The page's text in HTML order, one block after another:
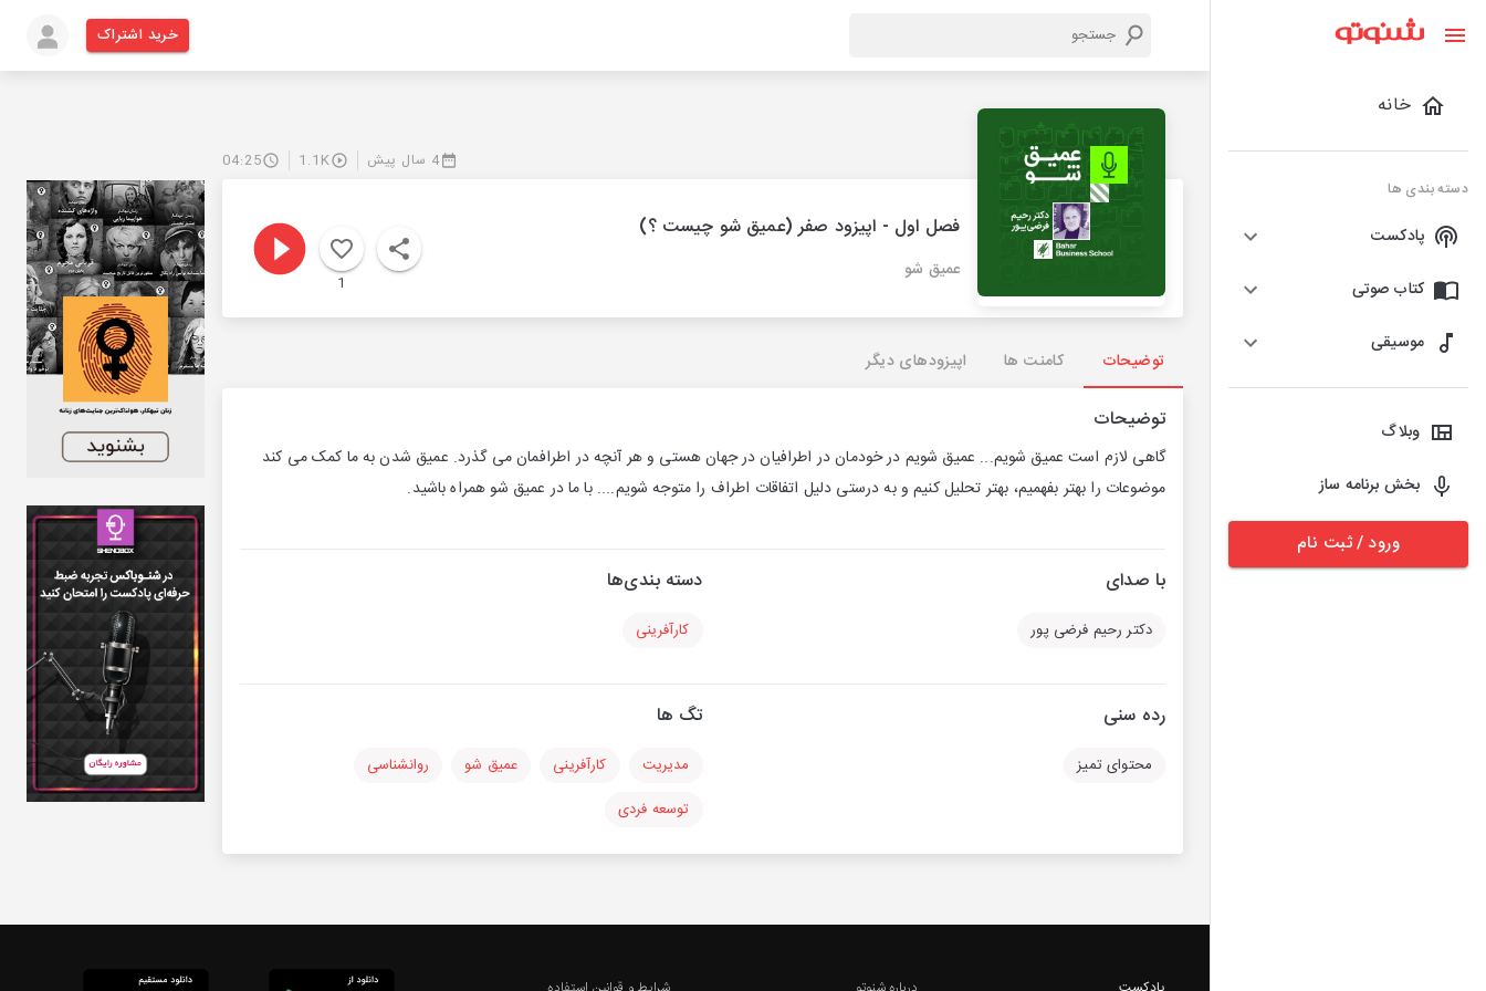
خانه
دسته بندی ها
پادکست
کتاب صوتی
موسیقی
وبلاگ
بخش برنامه ساز
ورود / ثبت نام
خرید اشتراک
4 سال پیش 1.1K
04:25
فصل اول - اپیزود صفر (عمیق شو چیست ؟)
عمیق شو
1
توضیحات کامنت ها اپیزودهای دیگر
توضیحات
گاهی لازم است عمیق شویم... عمیق شویم در خودمان در اطرافیان در جهان هستی و هر آنچه در اطرافمان می گذرد. عمیق شدن به ما کمک می کند
موضوعات را بهتر بفهمیم، بهتر تحلیل کنیم و به درستی دلیل اتفاقات اطراف را متوجه شویم.... با ما در عمیق شو همراه باشید.
با صدای
دکتر رحیم فرضی پور
دسته بندی‌ها
کارآفرینی
رده سنی
محتوای تمیز
تگ ها
مدیریت کارآفرینی عمیق شو
روانشناسی
توسعه فردی